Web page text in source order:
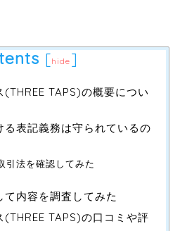
[hide ]
(THREE TAPS)の概要につい
る表記義務は守られているの
引法を確認してみた
て内容を調査してみた
(THREE TAPS)の口コミや評